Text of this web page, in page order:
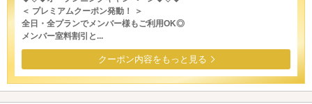
＜ プレミアムクーポン発動！ ＞
全日・全プランでメンバー様もご利用OK◎
メンバー室料割引と...
クーポン内容をもっと見る